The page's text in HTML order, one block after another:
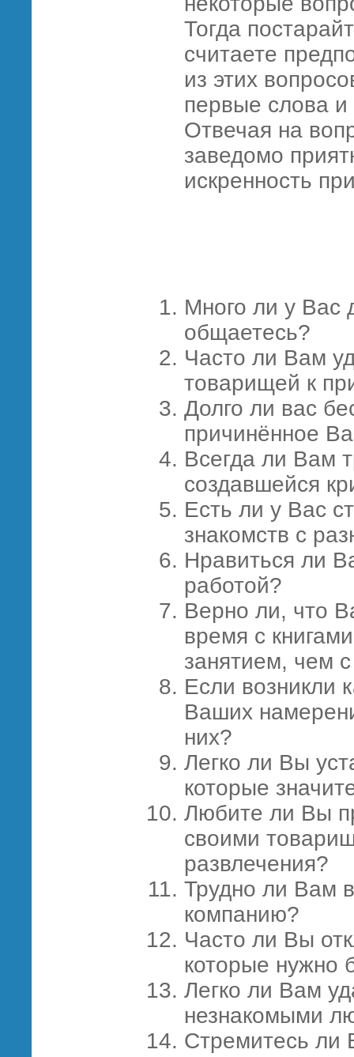
Тогда
считаете
из этих
первые слова и
Отвечая на
заведомо
искренность
Много ли у Вас
общаетесь?
Часто ли Вам
товарищей к
Долго ли вас
причинённое
Всегда ли Вам
создавшейся
Есть ли у Вас
знакомств с
Нравиться ли
работой?
Верно ли, что
время с
занятием, чем
Если возникли
Ваших
них?
Легко ли Вы
которые
Любите ли Вы
своими
развлечения?
Трудно ли Вам
компанию?
Часто ли Вы
которые нужно
Легко ли Вам
незнакомыми
Стремитесь